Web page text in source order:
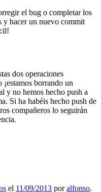
el bug o completar los
y hacer un nuevo commit
dos operaciones
borrando un
y no hemos hecho push a
Si ha habéis hecho push de
compañeros lo seguirán
el 11/09/2013 poralfonso.